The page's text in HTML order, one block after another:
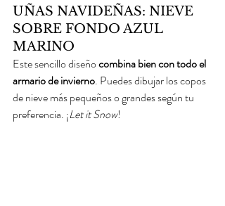
UÑAS NAVIDEÑAS: NIEVE
SOBRE FONDO AZUL
MARINO
Este sencillo diseño combina bien con todo el
armario de invierno. Puedes dibujar los copos
de nieve más pequeños o grandes según tu
preferencia. ¡Let it Snow!